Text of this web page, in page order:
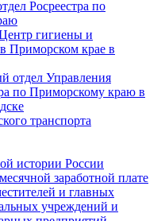
Росреестра по
гигиены и
Приморском крае в
отдел Управления
по Приморскому краю в
транспорта
истории России
заработной плате
и главных
учреждений и